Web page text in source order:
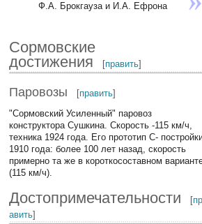
Ф.А. Брокгауза и И.А. Ефрона
Сормовские
достижения
[править]
Паровозы [править]
"Сормовский Усиленный" паровоз
конструктора Сушкина. Скорость -115 км/ч,
техника 1924 года. Его прототип С-
1910 года: более 100 лет назад, скорость
примерно та же в короткосоставном
(115 км/ч).
Достопримечательности [пр
авить]